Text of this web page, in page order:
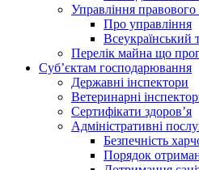
Управління правового
Про управління
Всеукраїнський
Перелік майна що
Суб’єктам господарювання
Державні інспектори
Ветеринарні
Сертифікати здоров’я
Адміністративні
Безпечність
Порядок